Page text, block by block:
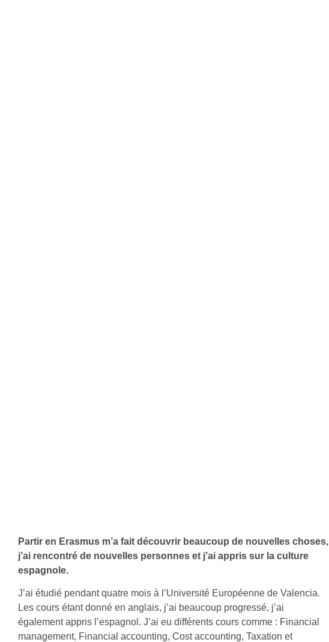
Partir en Erasmus m’a fait découvrir beaucoup de nouvelles choses,
j’ai rencontré de nouvelles personnes et j’ai appris sur la culture
espagnole.
J’ai étudié pendant quatre mois à l’Université Européenne de Valencia.
Les cours étant donné en anglais, j’ai beaucoup progressé, j’ai
également appris l’espagnol. J’ai eu différents cours comme : Financial
management, Financial accounting, Cost accounting, Taxation et